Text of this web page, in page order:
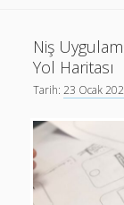
Niş
Yol Haritası
Tarih:23 Ocak